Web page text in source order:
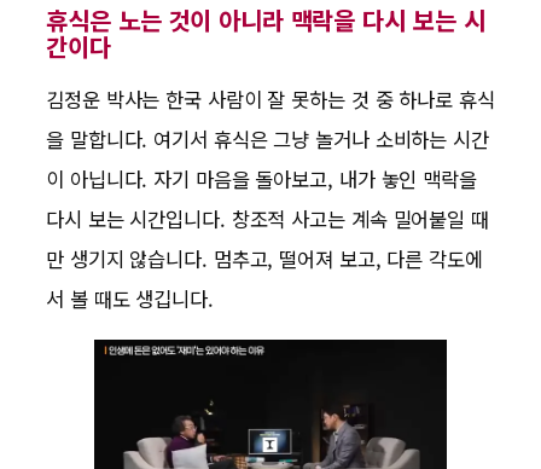
휴식은 노는 것이 아니라 맥락을 다시 보는 시
간이다
김정운 박사는 한국 사람이 잘 못하는 것 중 하나로 휴식
을 말합니다. 여기서 휴식은 그냥 놀거나 소비하는 시간
이 아닙니다. 자기 마음을 돌아보고, 내가 놓인 맥락을
다시 보는 시간입니다. 창조적 사고는 계속 밀어붙일 때
만 생기지 않습니다. 멈추고, 떨어져 보고, 다른 각도에
서 볼 때도 생깁니다.